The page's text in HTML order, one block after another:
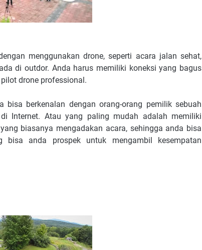
menggunakan drone, seperti acara jalan sehat,
di outdor. Anda harus memiliki koneksi yang bagus
drone professional.
berkenalan dengan orang-orang pemilik sebuah
Internet. Atau yang paling mudah adalah memiliki
biasanya mengadakan acara, sehingga anda bisa
anda prospek untuk mengambil kesempatan